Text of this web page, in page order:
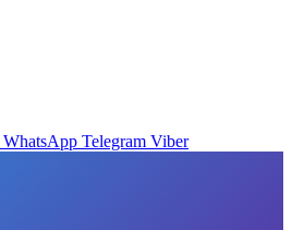
WhatsApp Telegram Viber